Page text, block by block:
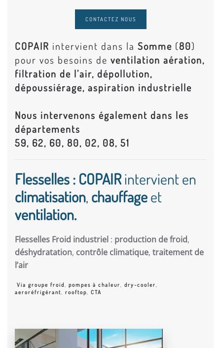
CONTACTEZ NOUS
COPAIR intervient dans la Somme (80)
pour vos besoins de ventilation aération,
filtration de l’air, dépollution,
dépoussiérage, aspiration industrielle
Nous intervenons également dans les
départements
59, 62, 60, 80, 02, 08, 51
Flesselles : COPAIRintervient en
climatisation, chauffageet
ventilation.
Flesselles Froid industriel : production de froid,
déshydratation, contrôle climatique, traitement de
l’air
Via groupe froid, pompes à chaleur, dry-cooler,
aeroréfrigérant, rooftop, CTA